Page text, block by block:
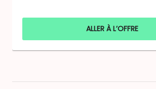
ALLER À L’OFFRE